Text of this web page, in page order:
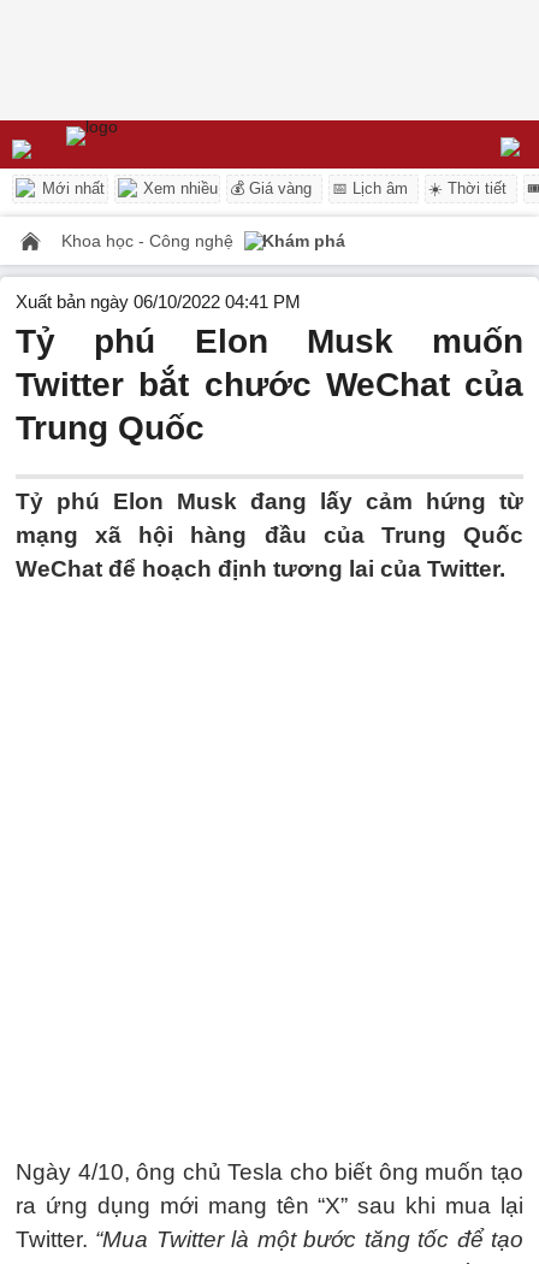
Mới nhất Xem nhiều 💰 Giá vàng 📅 Lịch âm ☀️ Thời tiết
Khoa học - Công nghệ Khám phá
Xuất bản ngày 06/10/2022 04:41 PM
Tỷ phú Elon Musk muốn
Twitter bắt chước WeChat của
Trung Quốc
Tỷ phú Elon Musk đang lấy cảm hứng từ
mạng xã hội hàng đầu của Trung Quốc
WeChat để hoạch định tương lai của Twitter.
Ngày 4/10, ông chủ Tesla cho biết ông muốn tạo
ra ứng dụng mới mang tên “X” sau khi mua lại
Twitter. “Mua Twitter là một bước tăng tốc để tạo